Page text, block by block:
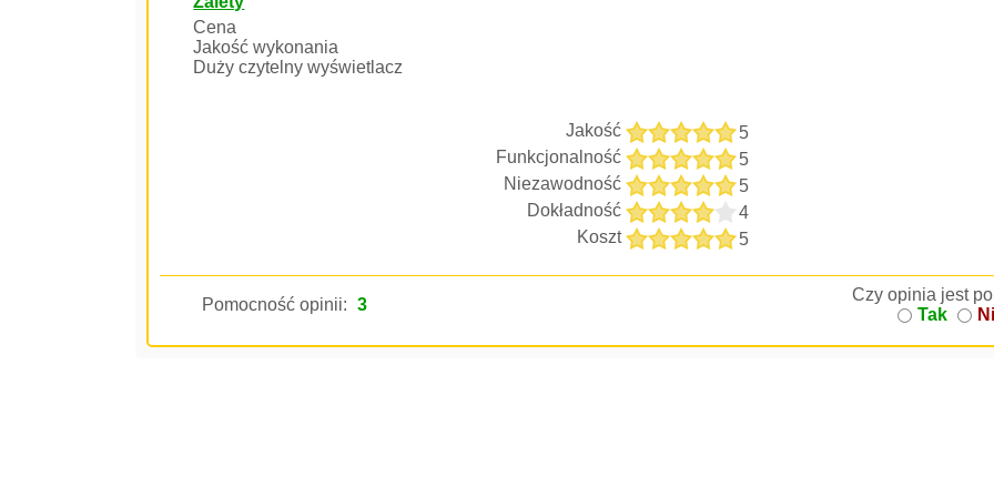
Cena
Jakość wykonania
Duży czytelny wyświetlacz
Jakość
5
Funkcjonalność
5
Niezawodność
5
Dokładność
4
Koszt
5
Pomocność opinii: 3
Czy opinia jest
Tak